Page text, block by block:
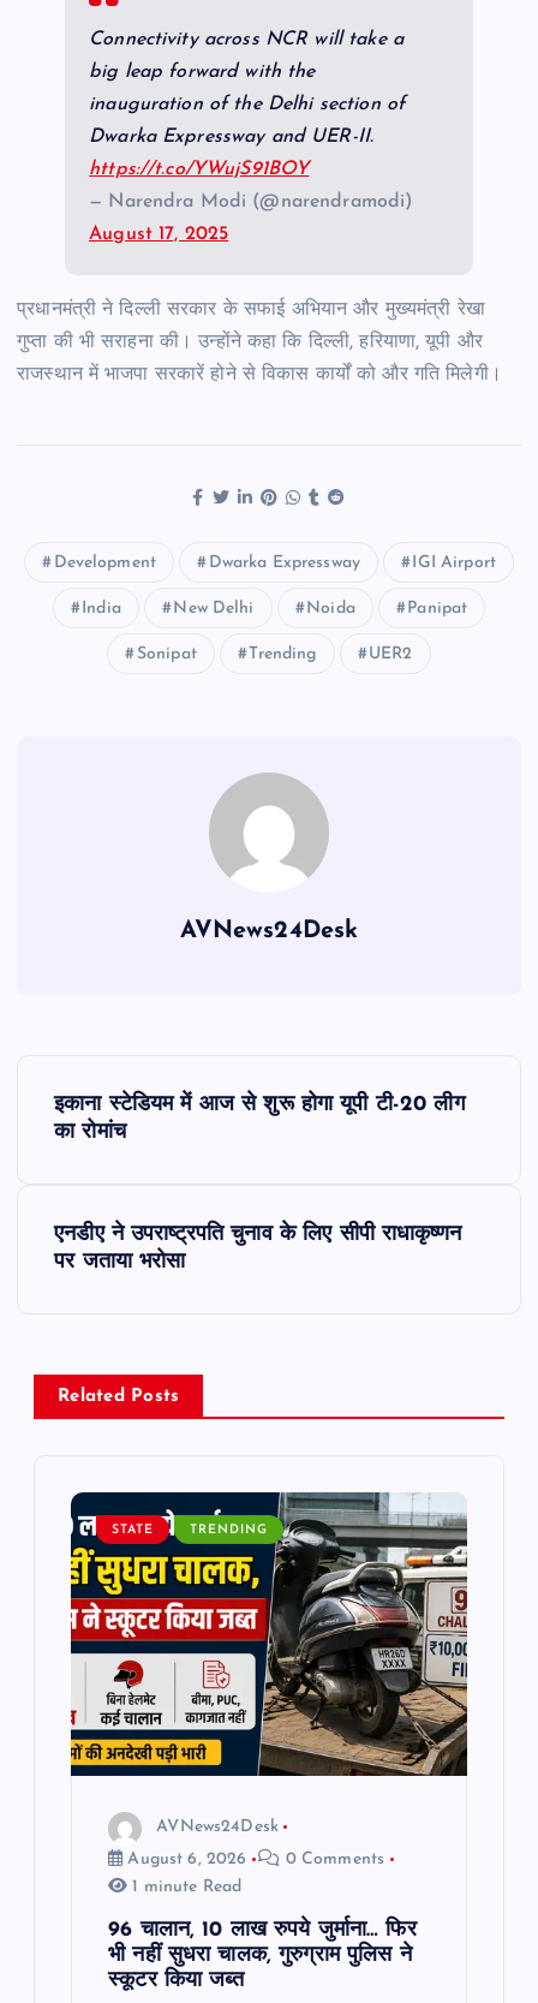
Connectivity across NCR will take a
big leap forward with the
inauguration of the Delhi section of
Dwarka Expressway and UER-II.
https://t.co/YWujS91BOY
— Narendra Modi (@narendramodi)
August 17, 2025
प्रधानमंत्री ने दिल्ली सरकार के सफाई अभियान और मुख्यमंत्री रेखा
गुप्ता की भी सराहना की। उन्होंने कहा कि दिल्ली, हरियाणा, यूपी और
राजस्थान में भाजपा सरकारें होने से विकास कार्यों को और गति मिलेगी।
Development Dwarka Expressway IGI Airport
India New Delhi Noida Panipat
Sonipat Trending UER2
AVNews24Desk
a
v
इकाना स्टेडियम में आज से शुरू होगा यूपी टी-20 लीग
का रोमांच
एनडीए ने उपराष्ट्रपति चुनाव के लिए सीपी राधाकृष्णन
पर जताया भरोसा
Related Posts
STATE TRENDING
AVNews24Desk
August 6, 2026
0 Comments
1 minute Read
96 चालान, 10 लाख रुपये जुर्माना… फिर
भी नहीं सुधरा चालक, गुरुग्राम पुलिस ने
स्कूटर किया जब्त